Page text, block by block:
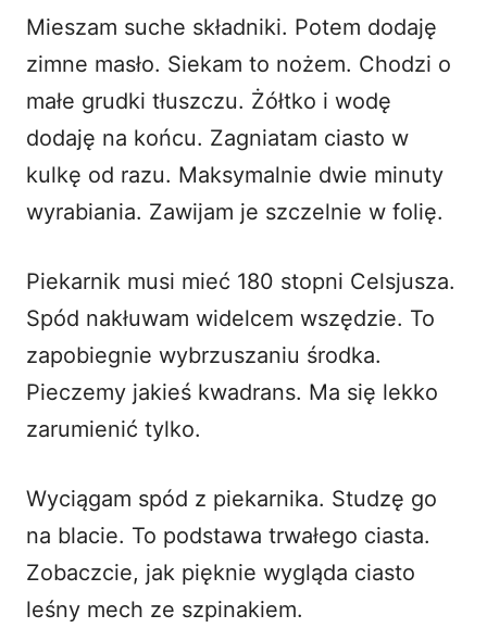
Mieszam suche składniki. Potem dodaję
zimne masło. Siekam to nożem. Chodzi o
małe grudki tłuszczu. Żółtko i wodę
dodaję na końcu. Zagniatam ciasto w
kulkę od razu. Maksymalnie dwie minuty
wyrabiania. Zawijam je szczelnie w folię.
Piekarnik musi mieć 180 stopni Celsjusza.
Spód nakłuwam widelcem wszędzie. To
zapobiegnie wybrzuszaniu środka.
Pieczemy jakieś kwadrans. Ma się lekko
zarumienić tylko.
Wyciągam spód z piekarnika. Studzę go
na blacie. To podstawa trwałego ciasta.
Zobaczcie, jak pięknie wygląda ciasto
leśny mech ze szpinakiem.